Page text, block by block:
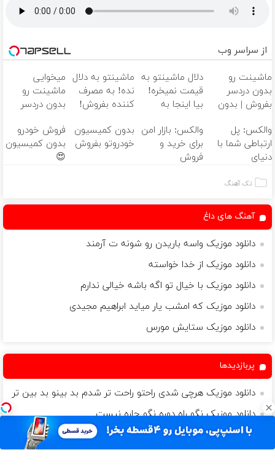
از سراسر وب
ماشینت رو
بدون دردسر
بفروش | بدون
دلال ماشینتو به
قیمت نمیخره!
بیا اینجا به
بفروش*فقط
خریدار واقعی*
ماشینتو به دلال
نده! به مصرف
کننده بفروش!
یک تماس
میخوایی
ماشینت رو
بدون دردسر
کمیسیون
والکس: پل
ارتباطی شما با
دنیای
دیجیتال
والکس: بازار امن
برای خرید و
فروش
بدون کمیسیون
خودروتو بفروش
فروش خودرو
بدون کمیسیون
😍
تک آهنگ
آهنگ های داغ
دانلود موزیک واسه باریدن رو شونه ت آرمند
دانلود موزیک از خدا خواسته
دانلود موزیک با خیال تو اگه باشه خیالی ندارم
دانلود موزیک که امشب یار میاید ابراهیم مجیدی
دانلود موزیک ستایش مورس
پربازدیدها
دانلود موزیک هرچی شدی راحتو راحت تر شدم بد بینو بد بین تر
دانلود موزیک نگو راه دوره نگو چاره نیست
دانلود موزیک پریشون